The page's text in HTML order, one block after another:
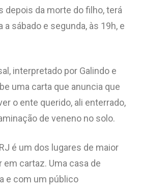
depois da morte do filho, terá
sábado e segunda, às 19h, e
interpretado por Galindo e
uma carta que anuncia que
o ente querido, ali enterrado,
de veneno no solo.
é um dos lugares de maior
cartaz. Uma casa de
e com um público